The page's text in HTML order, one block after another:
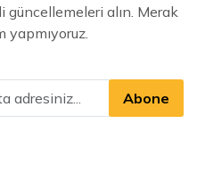
güncellemeleri alın. Merak
yapmıyoruz.
Abone